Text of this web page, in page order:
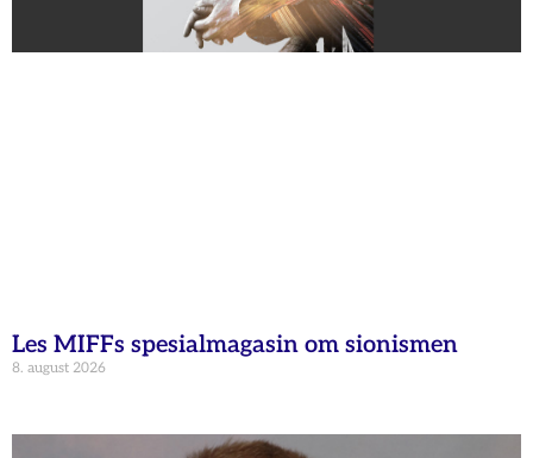
Les MIFFs spesialmagasin om sionismen
8. august 2026